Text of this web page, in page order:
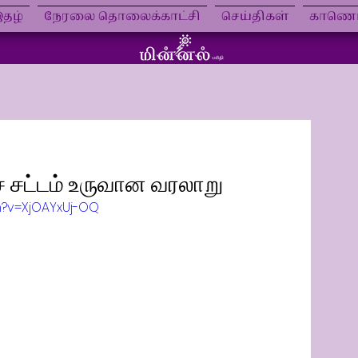
நேரலை தொலைக்காட்சி செய்திகள்
உருவான வரலாறு
OQ